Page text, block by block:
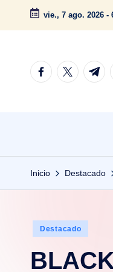
Saltar
contenido
vie., 7 ago. 2026 -
facebook.com
twitter.com
t.me
Inicio Destacado
Publicado
Destacado